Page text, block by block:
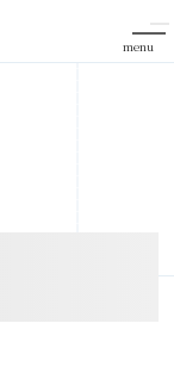
menu